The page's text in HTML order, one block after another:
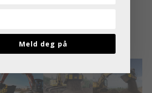
Meld deg på